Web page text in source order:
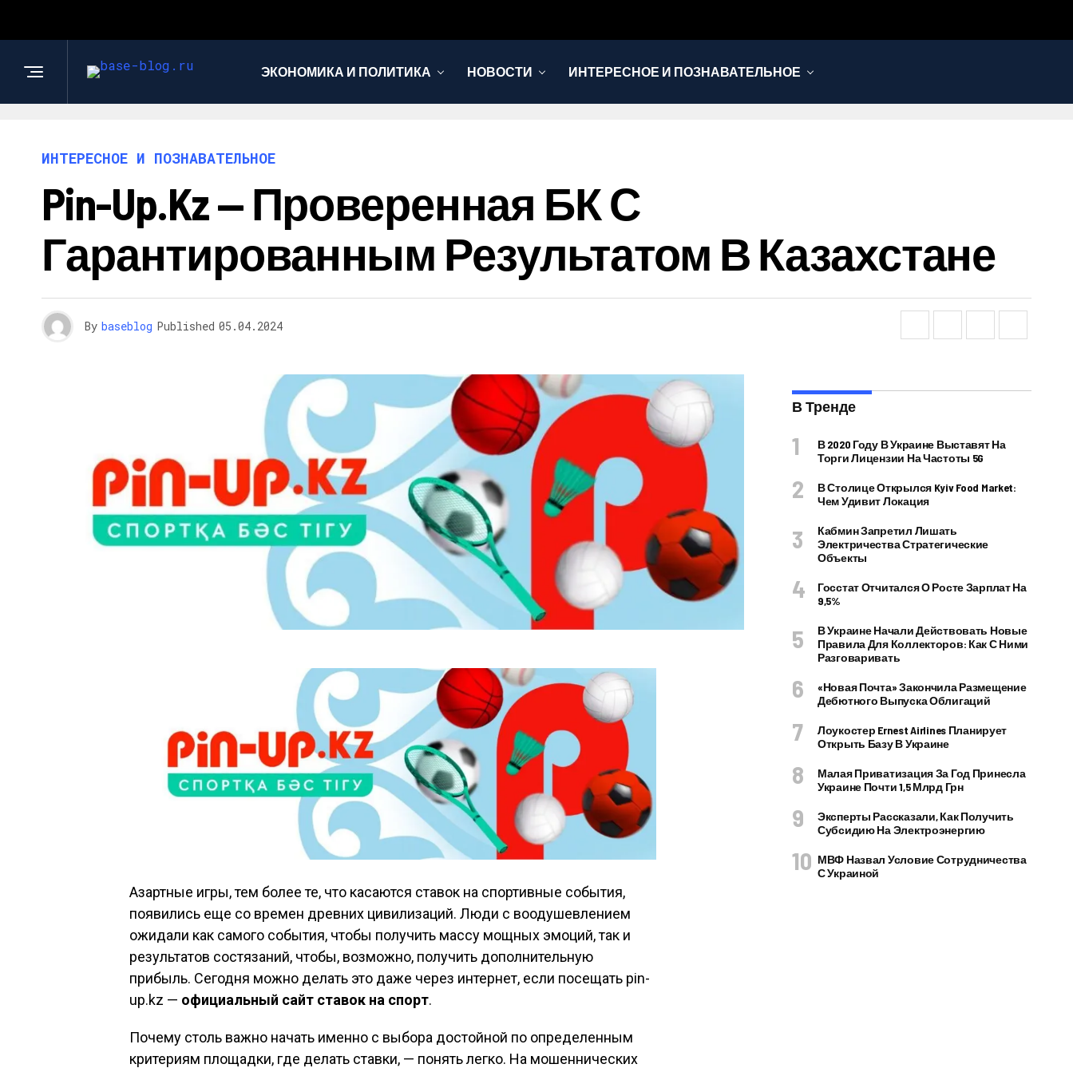
ЭКОНОМИКА И ПОЛИТИКА НОВОСТИ ИНТЕРЕСНОЕ И ПОЗНАВАТЕЛЬНОЕ
ИНТЕРЕСНОЕ И ПОЗНАВАТЕЛЬНОЕ
Pin-Up.kz — Проверенная БК С
Гарантированным Результатом В Казахстане
By baseblog Published 05.04.2024
Азартные игры, тем более те, что касаются ставок на спортивные события,
появились еще со времен древних цивилизаций. Люди с воодушевлением
ожидали как самого события, чтобы получить массу мощных эмоций, так и
результатов состязаний, чтобы, возможно, получить дополнительную
прибыль. Сегодня можно делать это даже через интернет, если посещать pin-
up.kz — официальный сайт ставок на спорт.
Почему столь важно начать именно с выбора достойной по определенным
критериям площадки, где делать ставки, — понять легко. На мошеннических
В Тренде
В 2020 Году В Украине Выставят На
Торги Лицензии На Частоты 5G
В Столице Открылся Kyiv Food Market:
Чем Удивит Локация
Кабмин Запретил Лишать
Электричества Стратегические
Объекты
Госстат Отчитался О Росте Зарплат На
9,5%
В Украине Начали Действовать Новые
Правила Для Коллекторов: Как С Ними
Разговаривать
«Новая Почта» Закончила Размещение
Дебютного Выпуска Облигаций
Лоукостер Ernest Airlines Планирует
Открыть Базу В Украине
Малая Приватизация За Год Принесла
Украине Почти 1,5 Млрд Грн
Эксперты Рассказали, Как Получить
Субсидию На Электроэнергию
МВФ Назвал Условие Сотрудничества
С Украиной